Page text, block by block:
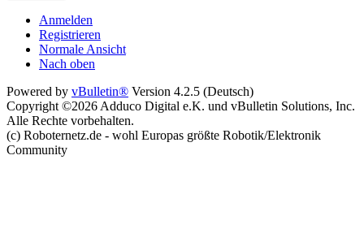
Anmelden
Registrieren
Normale Ansicht
Nach oben
Powered by vBulletin® Version 4.2.5 (Deutsch)
Copyright ©2026 Adduco Digital e.K. und vBulletin Solutions, Inc.
Alle Rechte vorbehalten.
(c) Roboternetz.de - wohl Europas größte Robotik/Elektronik
Community